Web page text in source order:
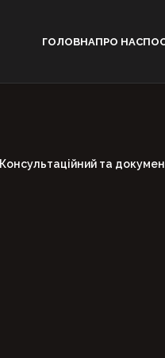
ГОЛОВНАПРО НАС
Консультаційний та